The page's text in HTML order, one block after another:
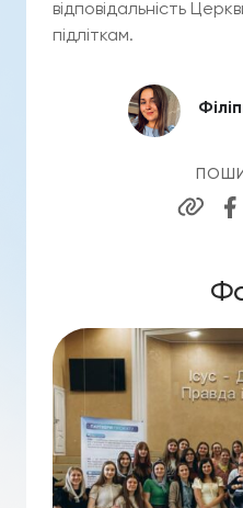
відповідальність
підліткам.